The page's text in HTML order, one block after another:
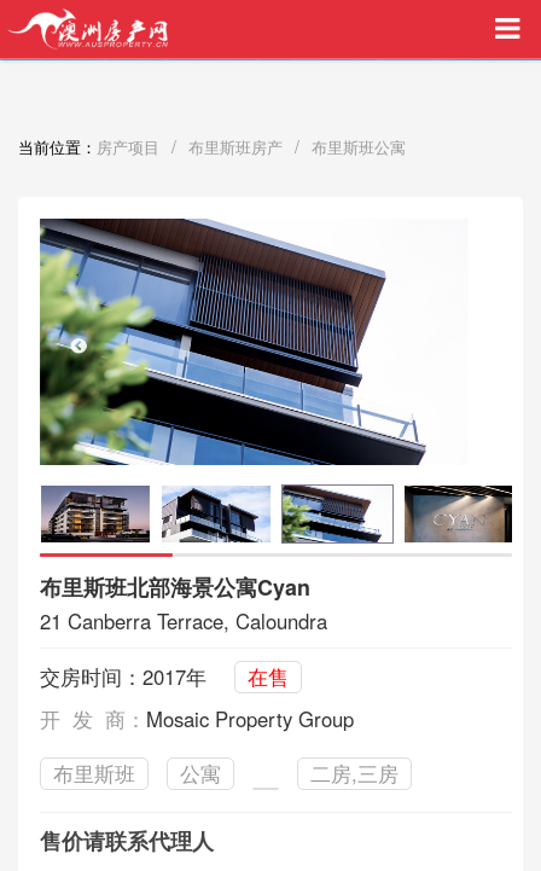
买家中介VIP服务，助您安心购房
当前位置： 房产项目 / 布里斯班房产 / 布里斯班公寓
布里斯班北部海景公寓Cyan
21 Canberra Terrace, Caloundra
交房时间：2017年
在售
开 发 商： Mosaic Property Group
布里斯班
公寓 二房,三房
售价请联系代理人